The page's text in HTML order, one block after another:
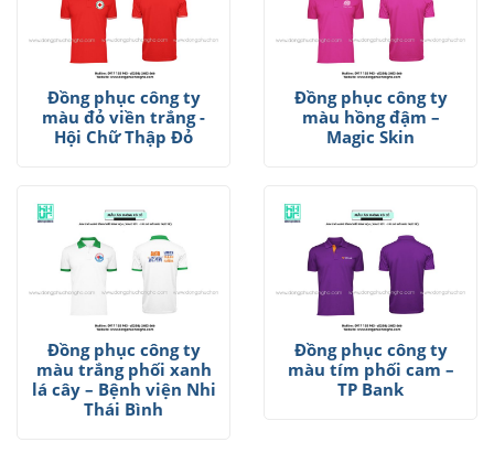
Đồng phục công ty
màu đỏ viền trắng -
Hội Chữ Thập Đỏ
Đồng phục công ty
màu hồng đậm –
Magic Skin
Đồng phục công ty
màu trắng phối xanh
lá cây – Bệnh viện Nhi
Thái Bình
Đồng phục công ty
màu tím phối cam –
TP Bank